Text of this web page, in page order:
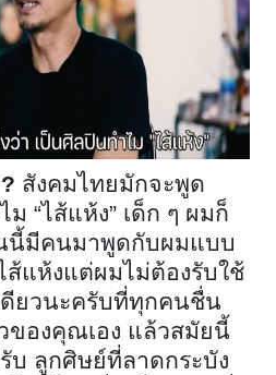
สังคมไทยมักจะพูด
“ไส้แห้ง” เด็ก ๆ ผมก็
นี้มีคนมาพูดกับผมแบบ
แห้งแต่ผมไม่ต้องรับใช้
ยวนะครับที่ทุกคนชื่น
ของคุณเอง แล้วสมัยนี้
บ ลูกศิษย์ที่ลาดกระบัง